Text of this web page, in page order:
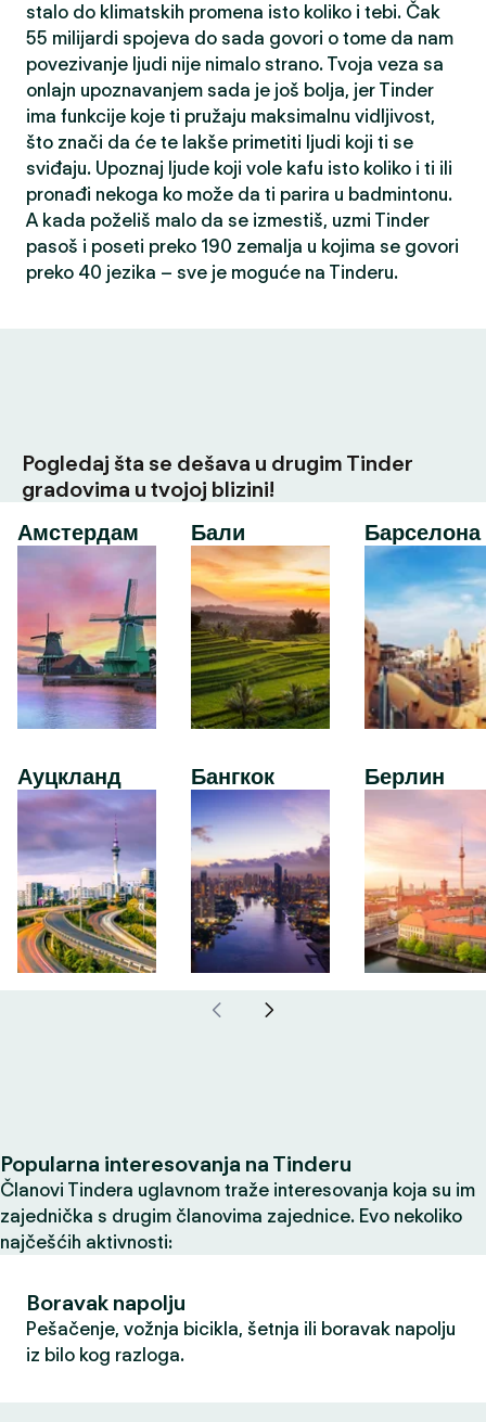
stalo do klimatskih promena isto koliko i tebi. Čak
55 milijardi spojeva do sada govori o tome da nam
povezivanje ljudi nije nimalo strano. Tvoja veza sa
onlajn upoznavanjem sada je još bolja, jer Tinder
ima funkcije koje ti pružaju maksimalnu vidljivost,
što znači da će te lakše primetiti ljudi koji ti se
sviđaju. Upoznaj ljude koji vole kafu isto koliko i ti ili
pronađi nekoga ko može da ti parira u badmintonu.
A kada poželiš malo da se izmestiš, uzmi Tinder
pasoš i poseti preko 190 zemalja u kojima se govori
preko 40 jezika – sve je moguće na Tinderu.
Pogledaj šta se dešava u drugim Tinder
gradovima u tvojoj blizini!
Амстердам
Ауцкланд
Бали
Бангкок
Барселона
Берлин
Popularna interesovanja na Tinderu
Članovi Tindera uglavnom traže interesovanja koja su im
zajednička s drugim članovima zajednice. Evo nekoliko
najčešćih aktivnosti:
Boravak napolju
Pešačenje, vožnja bicikla, šetnja ili boravak napolju
iz bilo kog razloga.